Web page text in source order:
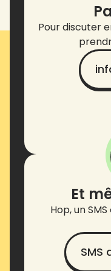
Pour discuter
Et
Hop, un
SMS